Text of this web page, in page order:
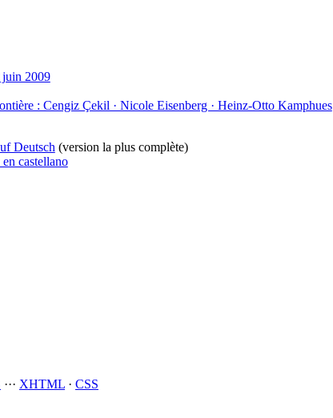
juin 2009
: Cengiz Çekil · Nicole Eisenberg · Heinz-Otto Kamphues
Deutsch (version la plus complète)
castellano
··· XHTML · CSS